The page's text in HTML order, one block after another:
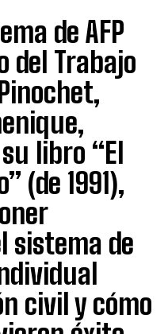
de AFP
del Trabajo
libro “El
(de 1991),
sistema de
civil y cómo